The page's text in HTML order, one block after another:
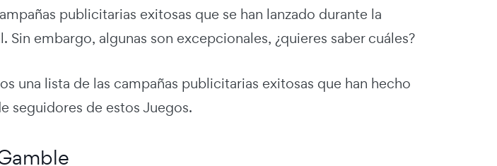
publicitarias exitosas que se han lanzado durante la
embargo, algunas son excepcionales, ¿quieres saber cuáles?
una lista de las campañas publicitarias exitosas que han hecho
seguidores de estos Juegos.